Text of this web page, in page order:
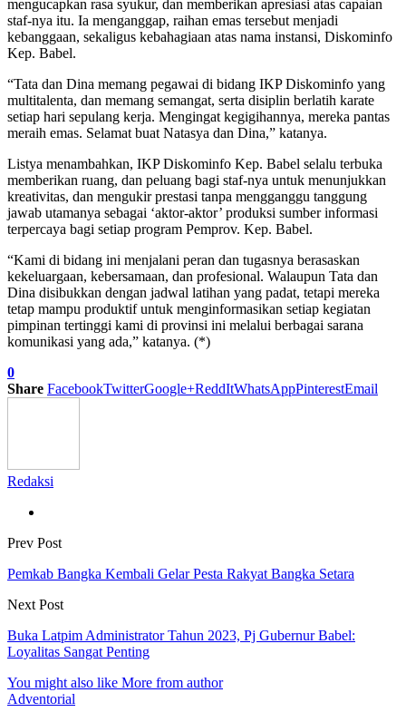
mengucapkan rasa syukur, dan memberikan apresiasi atas capaian
staf-nya itu. Ia menganggap, raihan emas tersebut menjadi
kebanggaan, sekaligus kebahagiaan atas nama instansi, Diskominfo
Kep. Babel.
“Tata dan Dina memang pegawai di bidang IKP Diskominfo yang
multitalenta, dan memang semangat, serta disiplin berlatih karate
setiap hari sepulang kerja. Mengingat kegigihannya, mereka pantas
meraih emas. Selamat buat Natasya dan Dina,” katanya.
Listya menambahkan, IKP Diskominfo Kep. Babel selalu terbuka
memberikan ruang, dan peluang bagi staf-nya untuk menunjukkan
kreativitas, dan mengukir prestasi tanpa mengganggu tanggung
jawab utamanya sebagai ‘aktor-aktor’ produksi sumber informasi
terpercaya bagi setiap program Pemprov. Kep. Babel.
“Kami di bidang ini menjalani peran dan tugasnya berasaskan
kekeluargaan, kebersamaan, dan profesional. Walaupun Tata dan
Dina disibukkan dengan jadwal latihan yang padat, tetapi mereka
tetap mampu produktif untuk menginformasikan setiap kegiatan
pimpinan tertinggi kami di provinsi ini melalui berbagai sarana
komunikasi yang ada,” katanya. (*)
0
Share FacebookTwitterGoogle+ReddItWhatsAppPinterestEmail
Redaksi
Prev Post
Pemkab Bangka Kembali Gelar Pesta Rakyat Bangka Setara
Next Post
Buka Latpim Administrator Tahun 2023, Pj Gubernur Babel:
Loyalitas Sangat Penting
You might also like More from author
Adventorial